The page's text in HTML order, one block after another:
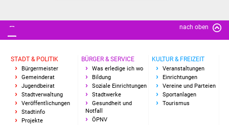
Baugrundstücke
Wirtschaft
Haushalt & Infos
Wirtschaftsförderung
nach oben
STADT & POLITIK
Bürgermeister
Gemeinderat
Jugendbeirat
Stadtverwaltung
Veröffentlichungen
Stadtinfo
Projekte
BÜRGER & SERVICE
Was erledige ich wo
Bildung
Soziale Einrichtungen
Stadtwerke
Gesundheit und
Notfall
ÖPNV
KULTUR & FREIZEIT
Veranstaltungen
Einrichtungen
Vereine und Parteien
Sportanlagen
Tourismus